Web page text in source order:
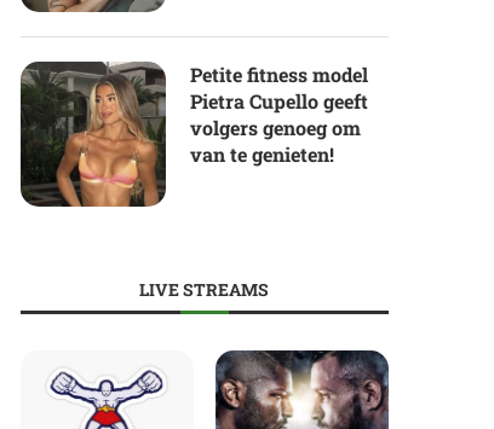
Petite fitness model
Pietra Cupello geeft
volgers genoeg om
van te genieten!
LIVE STREAMS